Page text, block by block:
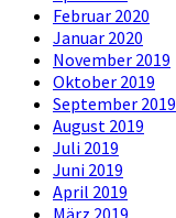
Februar 2020
Januar 2020
November 2019
Oktober 2019
September 2019
August 2019
Juli 2019
Juni 2019
April 2019
März 2019